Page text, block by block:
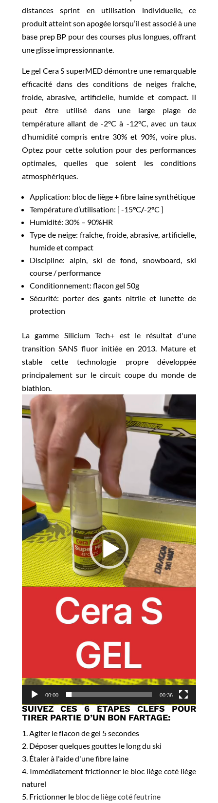
distances sprint en utilisation individuelle, ce
produit atteint son apogée lorsqu’il est associé à une
base prep BP pour des courses plus longues, offrant
une glisse impressionnante.
Le gel Cera S superMED démontre une remarquable
efficacité dans des conditions de neigesfraîche,
froide, abrasive, artificielle, humide et compact. Il
peut être utilisé dans une large plage de
température allant de -2°C à -12°C, avec un taux
d’humidité compris entre 30% et 90%, voire plus.
Optez pour cette solution pour des performances
optimales, quelles que soient les conditions
atmosphériques.
Application: bloc de liège + fibre laine synthétique
Température d’utilisation: [ -15°C/-2°C ]
Humidité: 30% – 90%HR
Type de neige: fraîche, froide, abrasive, artificielle,
humide et compact
Discipline: alpin, ski de fond, snowboard, ski
course / performance
Conditionnement: flacon gel 50g
Sécurité: porter des gants nitrile et lunette de
protection
La gamme Silicium Tech+ est le résultat d'une
transition SANS fluor initiée en 2013. Mature et
stable cette technologie propre développée
principalement sur le circuit coupe du monde de
biathlon.
Lecteur
vidéo
00:00 00:36
SUIVEZ CES 6 ÉTAPES CLEFS POUR
TIRER PARTIE D’UN BON FARTAGE:
Agiter le flacon de gel 5 secondes
Déposer quelques gouttes le long du ski
Étaler à l'aide d'une fibre laine
Immédiatement frictionner le bloc liège coté liège
naturel
Frictionner le bloc de liège coté feutrine